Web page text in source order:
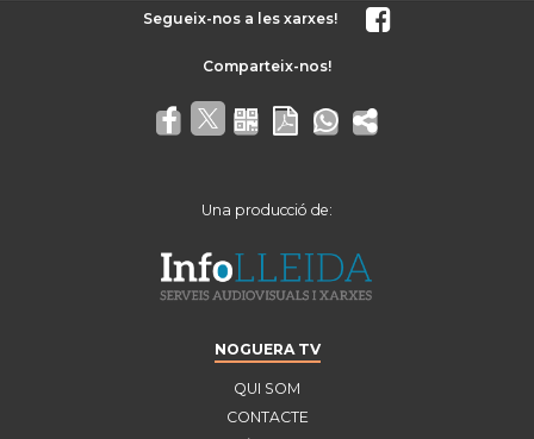
Segueix-nos a les xarxes!
Una producció de:
NOGUERA TV
QUI SOM
CONTACTE